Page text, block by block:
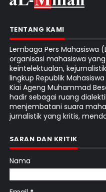
TENTANG KAMI
Lembaga Pers Mahasiswa
organisasi mahasiswa
keintelektualan,
lingkup Republik
Kiai Ageng Muhammad
hadir sebagai ruang
menjembatani suara
jurnalistik yang kritis,
SARAN DAN KRITIK
Nama